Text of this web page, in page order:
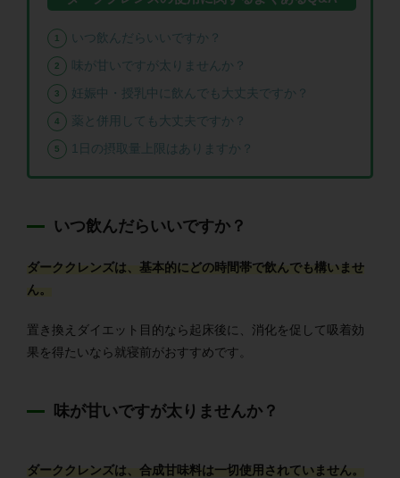
いつ飲んだらいいですか？
味が甘いですが太りませんか？
妊娠中・授乳中に飲んでも大丈夫ですか？
薬と併用しても大丈夫ですか？
1日の摂取量上限はありますか？
いつ飲んだらいいですか？
ダーククレンズは、基本的にどの時間帯で飲んでも構いませ
ん。
置き換えダイエット目的なら起床後に、消化を促して吸着効
果を得たいなら就寝前がおすすめです。
味が甘いですが太りませんか？
ダーククレンズは、合成甘味料は一切使用されていません。